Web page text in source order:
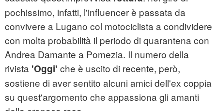
pochissimo, infatti, l'influencer è passata da
convivere a Lugano col motociclista a condividere
con molta probabilità il periodo di quarantena con
Andrea Damante a Pomezia. Il numero della
rivista 'Oggi' che è uscito di recente, però,
sostiene di aver sentito alcuni amici dell'ex coppia
su quest'argomento che appassiona gli amanti